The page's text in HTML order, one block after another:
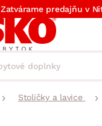
Zatvárame predajňu v
Stoličky a lavice